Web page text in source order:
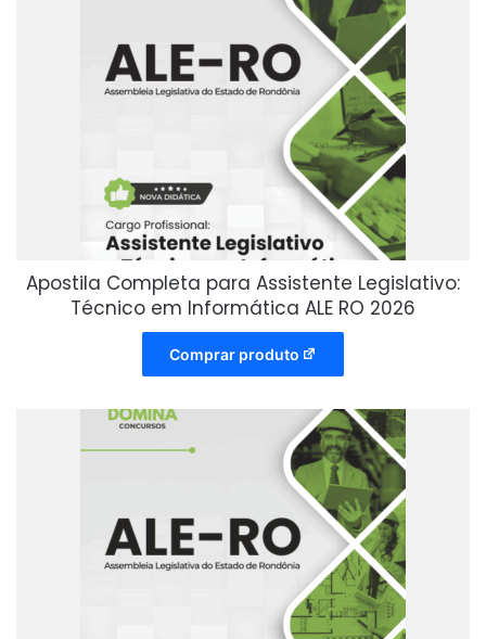
Apostila Completa para Assistente Legislativo:
Técnico em Informática ALE RO 2026
Comprar produto